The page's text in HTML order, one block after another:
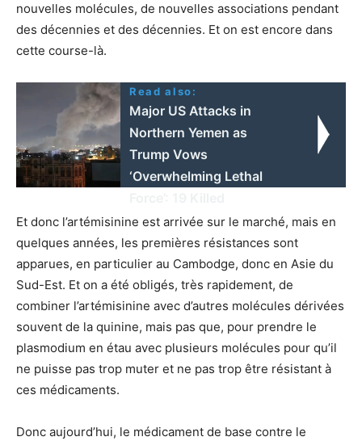
nouvelles molécules, de nouvelles associations pendant
des décennies et des décennies. Et on est encore dans
cette course-là.
Read also:
Major US Attacks in
Northern Yemen as
Trump Vows
‘Overwhelming Lethal
Et donc l’artémisinine est arrivée sur le marché, mais en
quelques années, les premières résistances sont
apparues, en particulier au Cambodge, donc en Asie du
Sud-Est. Et on a été obligés, très rapidement, de
combiner l’artémisinine avec d’autres molécules dérivées
souvent de la quinine, mais pas que, pour prendre le
plasmodium en étau avec plusieurs molécules pour qu’il
ne puisse pas trop muter et ne pas trop être résistant à
ces médicaments.
Donc aujourd’hui, le médicament de base contre le